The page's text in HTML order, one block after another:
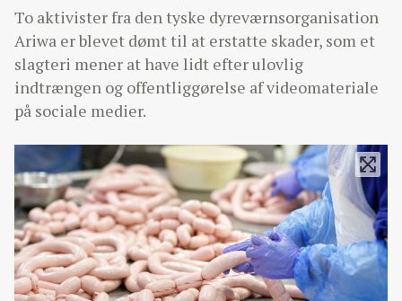
To aktivister fra den tyske dyreværnsorganisation
Ariwa er blevet dømt til at erstatte skader, som et
slagteri mener at have lidt efter ulovlig
indtrængen og offentliggørelse af videomateriale
på sociale medier.